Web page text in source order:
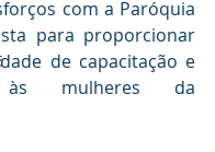
com a Paróquia
para proporcionar
de capacitação e
às mulheres da